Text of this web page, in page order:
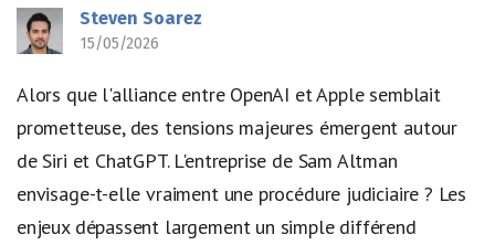
Steven Soarez
15/05/2026
Alors que l'alliance entre OpenAI et Apple semblait
prometteuse, des tensions majeures émergent autour
de Siri et ChatGPT. L'entreprise de Sam Altman
envisage-t-elle vraiment une procédure judiciaire ? Les
enjeux dépassent largement un simple différend